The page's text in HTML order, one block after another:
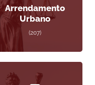
Arrendamento
Urbano
(207)